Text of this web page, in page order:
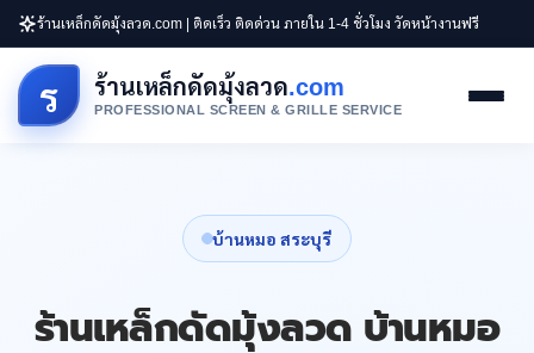
ร้านเหล็กดัดมุ้งลวด.com | ติดเร็ว ติดด่วน ภายใน 1-4 ชั่วโมง วัดหน้างานฟรี
ร ร้านเหล็กดัดมุ้งลวด.com
PROFESSIONAL SCREEN & GRILLE SERVICE
บ้านหมอ สระบุรี
ร้านเหล็กดัดมุ้งลวด บ้านหมอ